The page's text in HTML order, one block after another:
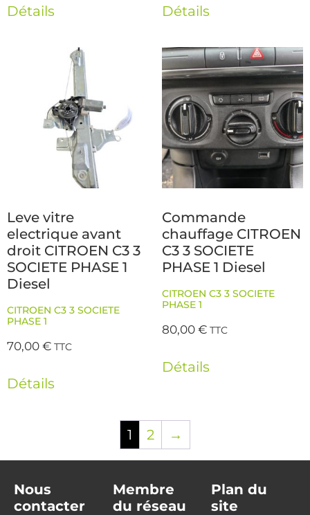
Détails Détails
Leve vitre
electrique avant
droit CITROEN C3 3
SOCIETE PHASE 1
Diesel
CITROEN C3 3 SOCIETE
PHASE 1
70,00€ TTC
Détails
Commande
chauffage CITROEN
C3 3 SOCIETE
PHASE 1 Diesel
CITROEN C3 3 SOCIETE
PHASE 1
80,00€ TTC
Détails
1 2 →
Nous
contacter
Membre
du réseau
Plan du
site